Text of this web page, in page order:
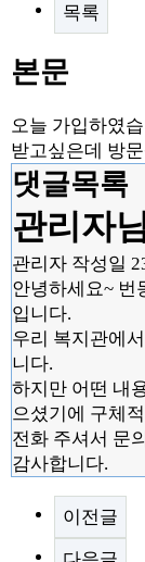
목록
본문
오늘 가입하였
받고싶은데 방
댓글목록
관리자
관리자 작성일
안녕하세요~ 번
입니다.
우리 복지관에
니다.
하지만 어떤 내
으셨기에 구체
전화 주셔서 문
감사합니다.
이전글